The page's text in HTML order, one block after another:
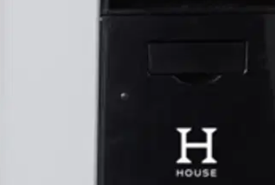
voisi muuten parantaa, anna palautetta.